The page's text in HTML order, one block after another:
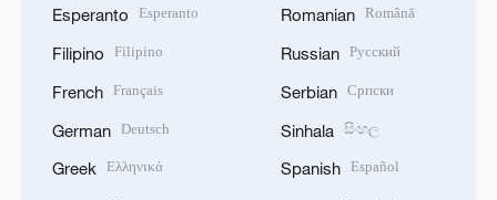
Esperanto Esperanto
Filipino Filipino
French Français
German Deutsch
Greek Ελληνικά
Romanian Română
Russian Русский
Serbian Српски
Sinhala සිංහල
Spanish Español